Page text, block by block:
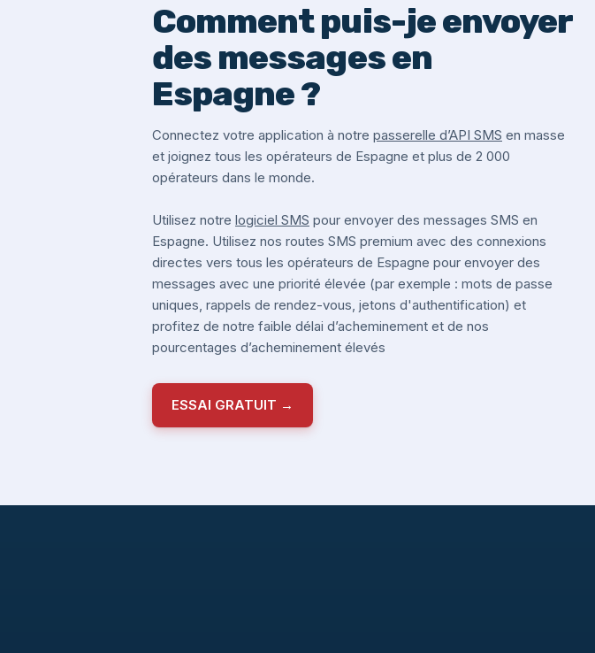
Comment puis-je envoyer
des messages en
Espagne ?
Connectez votre application à notre passerelle d’API SMS en masse
et joignez tous les opérateurs de Espagne et plus de 2 000
opérateurs dans le monde.
Utilisez notre logiciel SMS pour envoyer des messages SMS en
Espagne. Utilisez nos routes SMS premium avec des connexions
directes vers tous les opérateurs de Espagne pour envoyer des
messages avec une priorité élevée (par exemple : mots de passe
uniques, rappels de rendez-vous, jetons d'authentification) et
profitez de notre faible délai d’acheminement et de nos
pourcentages d’acheminement élevés
ESSAI GRATUIT →